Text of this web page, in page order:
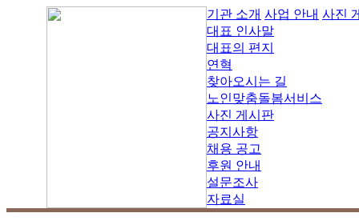
기관 소개 사업 안내 사진
대표 인사말
대표의 편지
연혁
찾아오시는 길
노인맞춤돌봄서비스
사진 게시판
공지사항
채용 공고
후원 안내
설문조사
자료실